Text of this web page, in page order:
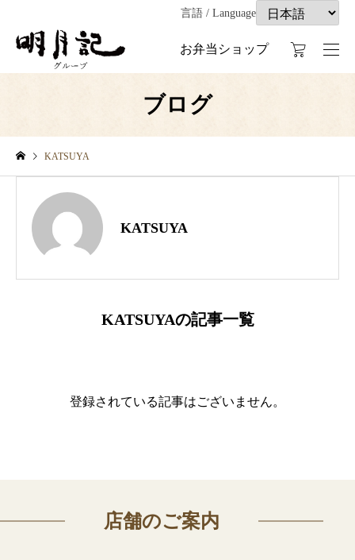
言語 / Language
お弁当ショップ
ブログ
KATSUYA
KATSUYA
KATSUYAの記事一覧
登録されている記事はございません。
店舗のご案内